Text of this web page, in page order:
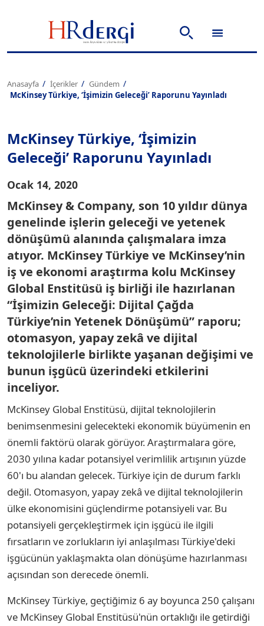
Anasayfa İçerikler
Gündem
McKinsey Türkiye, ‘İşimizin Geleceği’ Raporunu Yayınladı
McKinsey Türkiye, ‘İşimizin
Geleceği’ Raporunu Yayınladı
Ocak 14, 2020
McKinsey & Company, son 10 yıldır dünya
genelinde işlerin geleceği ve yetenek
dönüşümü alanında çalışmalara imza
atıyor. McKinsey Türkiye ve McKinsey’nin
iş ve ekonomi araştırma kolu McKinsey
Global Enstitüsü iş birliği ile hazırlanan
“İşimizin Geleceği: Dijital Çağda
Türkiye’nin Yetenek Dönüşümü” raporu;
otomasyon, yapay zekâ ve dijital
teknolojilerle birlikte yaşanan değişimi ve
bunun işgücü üzerindeki etkilerini
inceliyor.
McKinsey Global Enstitüsü, dijital teknolojilerin
benimsenmesini gelecekteki ekonomik büyümenin en
önemli faktörü olarak görüyor. Araştırmalara göre,
2030 yılına kadar potansiyel verimlilik artışının yüzde
60'ı bu alandan gelecek. Türkiye için de durum farklı
değil. Otomasyon, yapay zekâ ve dijital teknolojilerin
ülke ekonomisini güçlendirme potansiyeli var. Bu
potansiyeli gerçekleştirmek için işgücü ile ilgili
fırsatların ve zorlukların iyi anlaşılması Türkiye'deki
işgücünün yaklaşmakta olan dönüşüme hazırlanması
açısından son derecede önemli.
McKinsey Türkiye, geçtiğimiz 6 ay boyunca 250 çalışanı
ve McKinsey Global Enstitüsü'nün ortaklığı ile getirdiği